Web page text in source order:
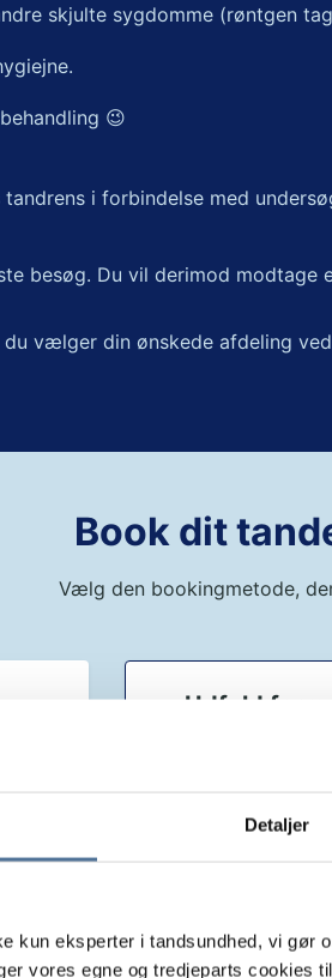
Detaljer
kun eksperter i tandsundhed, vi gør
vores egne og tredjeparts cookies
skjulte sygdomme (røntgen
Smil
😉
i forbindelse med
besøg. Du vil derimod modtage
vælger din ønskede afdeling
Book dit
Vælg den bookingmetode,
Udfyld